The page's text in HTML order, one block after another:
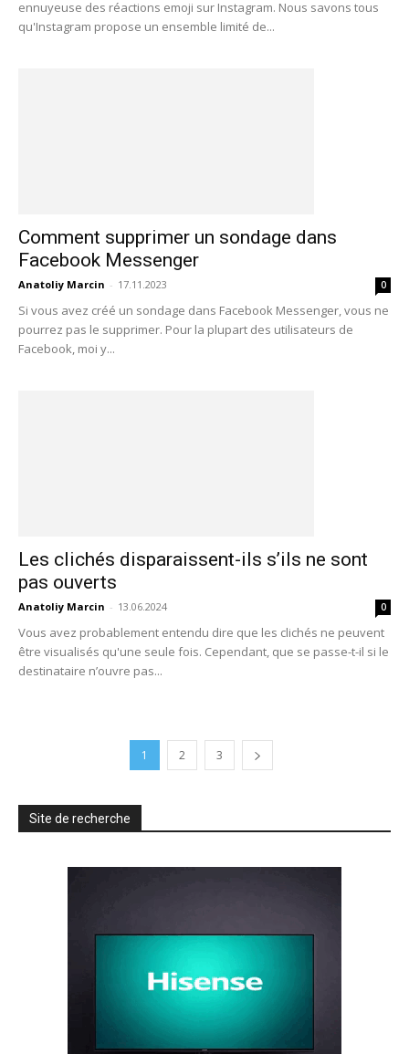
ennuyeuse des réactions emoji sur Instagram. Nous savons tous
qu'Instagram propose un ensemble limité de...
Comment supprimer un sondage dans
Facebook Messenger
Anatoliy Marcin - 17.11.2023 0
Si vous avez créé un sondage dans Facebook Messenger, vous ne
pourrez pas le supprimer. Pour la plupart des utilisateurs de
Facebook, moi y...
Les clichés disparaissent-ils s’ils ne sont
pas ouverts
Anatoliy Marcin - 13.06.2024 0
Vous avez probablement entendu dire que les clichés ne peuvent
être visualisés qu'une seule fois. Cependant, que se passe-t-il si le
destinataire n’ouvre pas...
1 2 3
Site de recherche